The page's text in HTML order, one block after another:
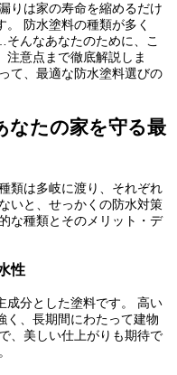
りは家の寿命を縮めるだけ
防水塗料の種類が多く
んなあなたのために、こ
注意点まで徹底解説しま
て、最適な防水塗料選びの
なたの家を守る最
類は多岐に渡り、それぞれ
いと、せっかくの防水対策
な種類とそのメリット・デ
性
成分とした塗料です。 高い
く、長期間にわたって建物
、美しい仕上がりも期待で